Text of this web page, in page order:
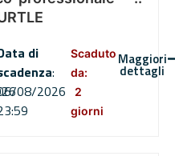
di
:
08/2026
Scaduto
da:
2
giorni
Maggiori
dettagli